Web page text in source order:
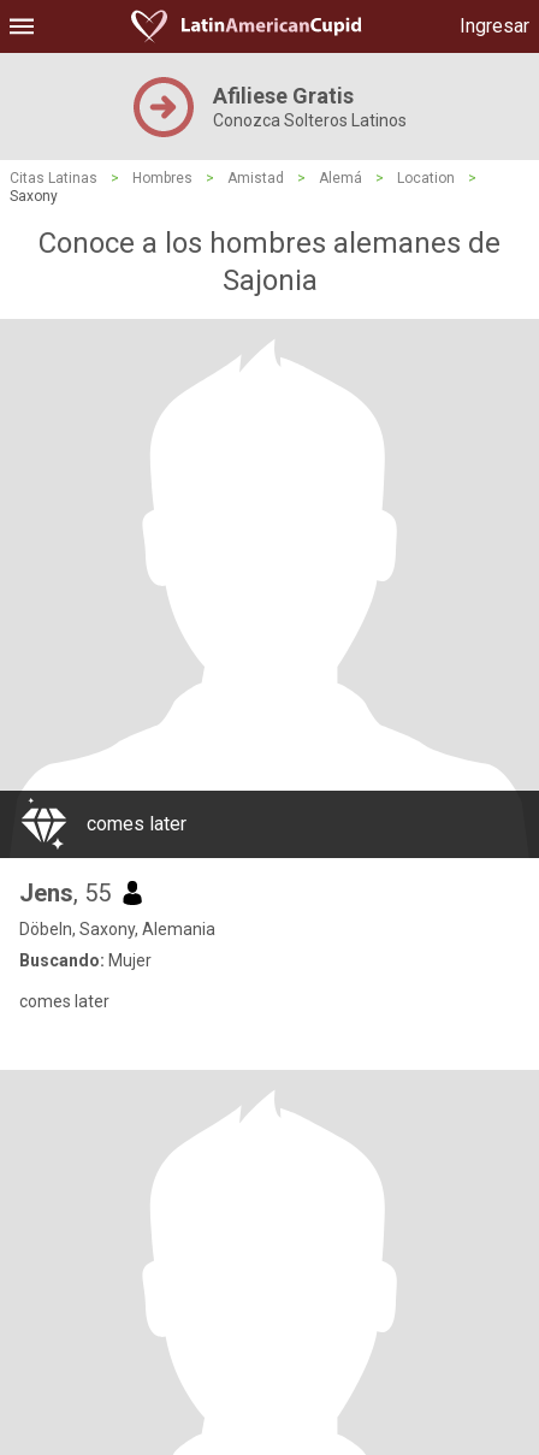
Ingresar
Afiliese Gratis
Conozca Solteros Latinos
Citas Latinas > Hombres > Amistad > Alemá > Location
>
Saxony
Conoce a los hombres alemanes de
Sajonia
comes later
Jens, 55
Döbeln, Saxony, Alemania
Buscando: Mujer
comes later